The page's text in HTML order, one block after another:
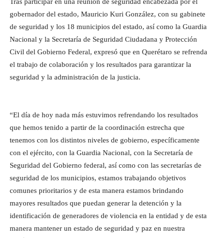
gobernador del estado, Mauricio Kuri González, con su gabinete
de seguridad y los 18 municipios del estado, así como la Guardia
Nacional y la Secretaría de Seguridad Ciudadana y Protección
Civil del Gobierno Federal, expresó que en Querétaro se refrenda
el trabajo de colaboración y los resultados para garantizar la
seguridad y la administración de la justicia.
“El día de hoy nada más estuvimos refrendando los resultados
que hemos tenido a partir de la coordinación estrecha que
tenemos con los distintos niveles de gobierno, específicamente
con el ejército, con la Guardia Nacional, con la Secretaría de
Seguridad del Gobierno federal, así como con las secretarías de
seguridad de los municipios, estamos trabajando objetivos
comunes prioritarios y de esta manera estamos brindando
mayores resultados que puedan generar la detención y la
identificación de generadores de violencia en la entidad y de esta
manera mantener un estado de seguridad y paz en nuestra